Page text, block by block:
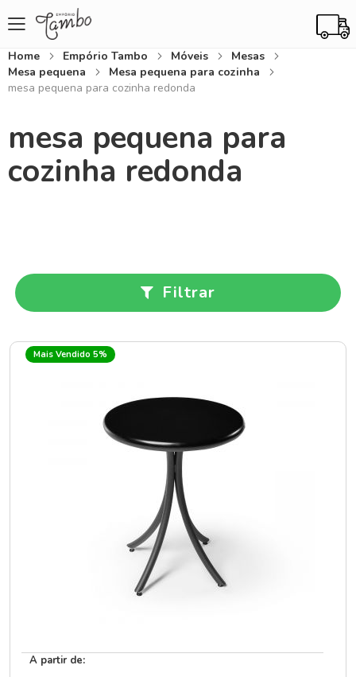
Home Empório Tambo Móveis
Mesas
Mesa pequena
Mesa pequena para cozinha
mesa pequena para cozinha redonda
mesa pequena para
cozinha redonda
Filtrar
Mais Vendido 5%
A partir de: